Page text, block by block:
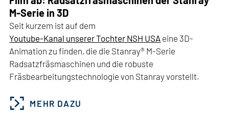
M-Serie in 3D
Seit kurzem ist auf dem
Youtube-Kanal unserer Tochter NSH USA eine 3D-
Animation zu finden, die die Stanray® M-Serie
Radsatzfräsmaschinen und die robuste
Fräsbearbeitungstechnologie von Stanray vorstellt.
MEHR DAZU